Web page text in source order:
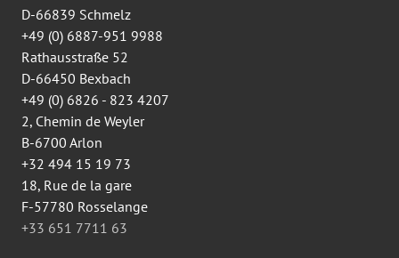
D-66839 Schmelz
+49 (0) 6887-951 9988
Rathausstraße 52
D-66450 Bexbach
+49 (0) 6826 - 823 4207
2, Chemin de Weyler
B-6700 Arlon
+32 494 15 19 73
18, Rue de la gare
F-57780 Rosselange
+33 651 7711 63